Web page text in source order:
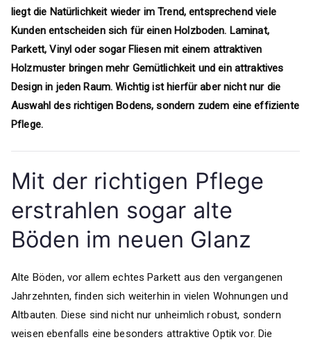
liegt die Natürlichkeit wieder im Trend, entsprechend viele
Kunden entscheiden sich für einen Holzboden. Laminat,
Parkett, Vinyl oder sogar Fliesen mit einem attraktiven
Holzmuster bringen mehr Gemütlichkeit und ein attraktives
Design in jeden Raum. Wichtig ist hierfür aber nicht nur die
Auswahl des richtigen Bodens, sondern zudem eine effiziente
Pflege.
Mit der richtigen Pflege
erstrahlen sogar alte
Böden im neuen Glanz
Alte Böden, vor allem echtes Parkett aus den vergangenen
Jahrzehnten, finden sich weiterhin in vielen Wohnungen und
Altbauten. Diese sind nicht nur unheimlich robust, sondern
weisen ebenfalls eine besonders attraktive Optik vor. Die